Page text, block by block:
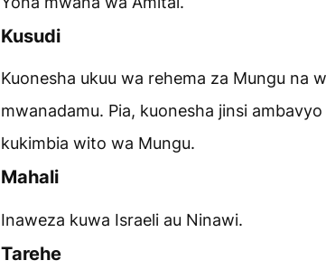
Kusudi
Kuonesha ukuu wa rehema za Mungu na
mwanadamu. Pia, kuonesha jinsi
kukimbia wito wa Mungu.
Mahali
Inaweza kuwa Israeli au Ninawi.
Tarehe